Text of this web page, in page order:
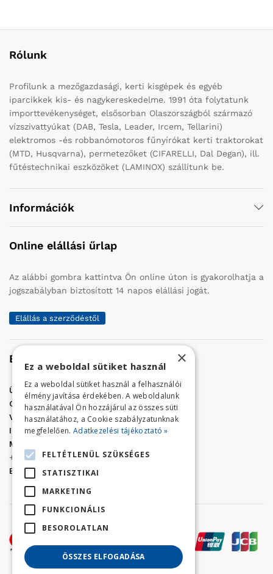
Rólunk
Profilunk a mezőgazdasági, kerti kisgépek és egyéb
iparcikkek kis- és nagykereskedelme. 1991 óta folytatunk
importtevékenységet, elsősorban Olaszországból származó
vízszivattyúkat (DAB, Tesla, Leader, Ircem, Tellarini)
elektromos -és robbanómotoros fűnyírókat kerti traktorokat
(MTD, Husqvarna), permetezőket (CIFARELLI, Dal Degan), ill.
fűtéstechnikai eszközöket (LAMINOX) szállítunk be.
Információk
Online elállási űrlap
Az alábbi gombra kattintva Ön online úton is gyakorolhatja a
jogszabályban biztosított 14 napos elállási jogát.
Elállás a szerződéstől
Elérhetőség
Üzletünk címe:Szolnok, Vércse út 17.
Golf Center Áruház:06 (56) 423-324
VÁR-Kert Áruház: 06 (56) 429-771
Iroda:06 (56) 421-857
Megrendelés, termék információ:
+36 (70) 938-3356
E-mail:
golfaruhaz@gmail.com
×
Ez a weboldal sütiket használ
Ez a weboldal sütiket használ a felhasználói
élmény javítása érdekében. A weboldalunk
használatával Ön hozzájárul az összes süti
használatához, a Cookie szabályzatunknak
megfelelően. Adatkezelési tájékoztató »
FELTÉTLENÜL SZÜKSÉGES
STATISZTIKAI
MARKETING
FUNKCIONÁLIS
BESOROLATLAN
ÖSSZES ELFOGADÁSA